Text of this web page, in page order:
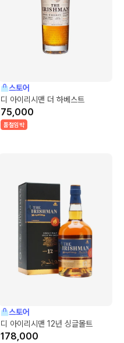
스토어
디 아이리시맨 더 하베스트
75,000
품절임박
스토어
디 아이리시맨 12년 싱글몰트
178,000